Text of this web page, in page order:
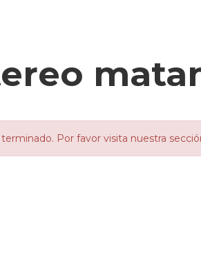
Por favor visita nuestra